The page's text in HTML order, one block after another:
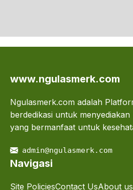
www.ngulasmerk.com
Ngulasmerk.com adalah
berdedikasi untuk
yang bermanfaat untuk
admin@ngulasmerk.com
Navigasi
Site PoliciesContact UsAbout us